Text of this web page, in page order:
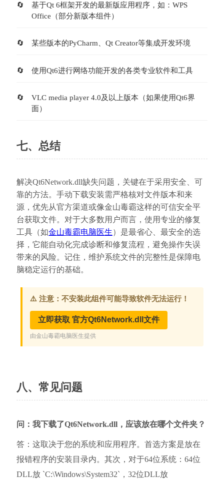
基于Qt 6框架开发的最新版应用程序，如：WPS
Office（部分新版本组件）
某些版本的PyCharm、Qt Creator等集成开发环境
使用Qt6进行网络功能开发的各类专业软件和工具
VLC media player 4.0及以上版本（如果使用Qt6界
面）
七、总结
解决Qt6Network.dll缺失问题，关键在于采用安全、可
靠的方法。手动下载安装需严格核对文件版本和来
源，优先从官方渠道或像金山毒霸这样的可信安全平
台获取文件。对于大多数用户而言，使用专业的修复
工具（如金山毒霸电脑医生）是最省心、最安全的选
择，它能自动化完成诊断和修复流程，避免操作失误
带来的风险。记住，维护系统文件的完整性是保障电
脑稳定运行的基础。
八、常见问题
问：我下载了Qt6Network.dll，应该放在哪个文件夹？
答：这取决于您的系统和应用程序。首选方案是放在
报错程序的安装目录内。其次，对于64位系统：64位
DLL放 `C:\Windows\System32`，32位DLL放